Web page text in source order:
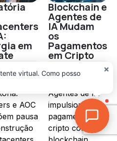
em
de IA
e AOC
pausa
Blockchain e
Agentes de
IA Mudam
os
Pagamentos
em Cripto
Mercado de IA
Agentes de IA
impulsionam
pagamentos
cripto com
×
virtual. Como posso